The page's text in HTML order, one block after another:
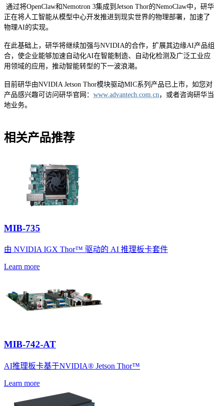
通过将OpenClaw和Nemotron 3集成到Jetson Thor的NemoClaw中，研华
正在将人工智能从模型中心开发推进到现实世界的物理部署，加速了
物理AI的实现。
在此基础上，研华将继续加强与NVIDIA的合作，扩展其边缘AI产品组
合，使企业能够加速自动化AI在智能制造、自动化检测及广泛工业应
用领域的应用，推动智能转型的下一波浪潮。
目前研华由NVIDIA Jetson Thor模块驱动MIC系列产品已上市，如您对
产品感兴趣可访问研华官网： www.advantech.com.cn，或者咨询研华当
地业务。
相关产品推荐
MIB-735
由 NVIDIA IGX Thor™ 驱动的 AI 推理板卡套件
Learn more
MIB-742-AT
AI推理板卡基于NVIDIA® Jetson Thor™
Learn more